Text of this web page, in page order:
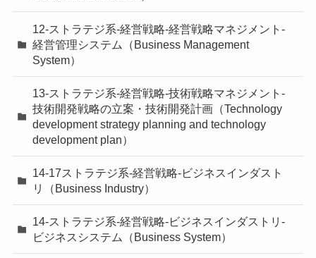
12-ストラテジ系-経営戦略-経営戦略マネジメント-
経営管理システム（Business Management
System）
13-ストラテジ系-経営戦略-技術戦略マネジメント-
技術開発戦略の立案・技術開発計画（Technology
development strategy planning and technology
development plan）
14-17ストラテジ系-経営戦略-ビジネスインダスト
リ（Business Industry）
14-ストラテジ系-経営戦略-ビジネスインダストリ-
ビジネスシステム（Business System）